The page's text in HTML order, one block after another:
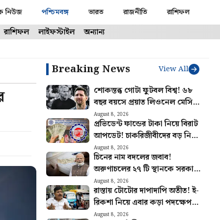
নিউজ পশ্চিমবঙ্গ ভারত রাজনীতি রাশিফল
রাশিফল লাইফস্টাইল অন্যান্য
Breaking News View All
শোকস্তব্ধ গোটা ফুটবল বিশ্ব! ৬৮
বছর বয়সে প্রয়াত লিওনেল মেসির
বাবা
August 8, 2026
প্রভিডেন্ট ফান্ডের টাকা নিয়ে বিরাট
আপডেট! চাকরিজীবীদের বড় নিয়ম
স্পষ্ট করল ইপিএফও
August 8, 2026
চিনের নাম বদলের জবাব!
অরুণাচলের ২৭ টি স্থানকে সরকারি
মানচিত্রে অন্তর্ভুক্ত করল ভারত
August 8, 2026
রাস্তায় টোটোর দাপাদাপি অতীত! ই-
রিকশা নিয়ে এবার কড়া পদক্ষেপ
পরিবহণ দফতরের
August 8, 2026